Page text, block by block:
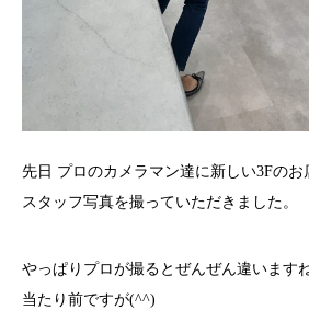
先日 プロのカメラマン達に新しい3Fのお
スタッフ写真を撮っていただきました。
やっぱりプロが撮るとぜんぜん違います
当たり前ですが(^^)